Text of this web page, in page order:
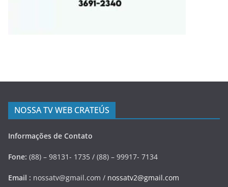
NOSSA TV WEB CRATEÚS
Informações de Contato
Fone: (88) – 98131- 1735 / (88) – 99917- 7134
Email : nossatv@gmail.com / nossatv2@gmail.com